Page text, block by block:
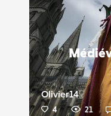
Olivier14
4 21